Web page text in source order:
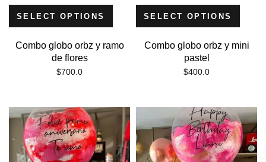
SELECT OPTIONS
Combo globo orbz y ramo
de flores
$700.0
SELECT OPTIONS
Combo globo orbz y mini
pastel
$400.0